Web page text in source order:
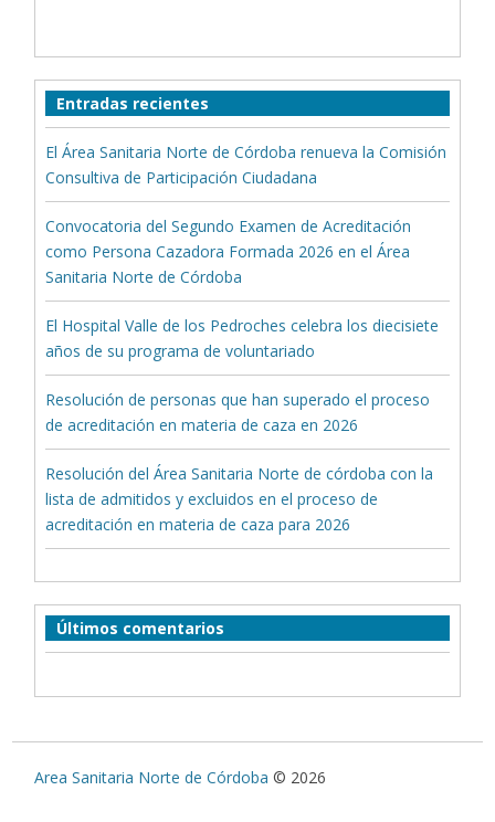
Entradas recientes
El Área Sanitaria Norte de Córdoba renueva la Comisión
Consultiva de Participación Ciudadana
Convocatoria del Segundo Examen de Acreditación
como Persona Cazadora Formada 2026 en el Área
Sanitaria Norte de Córdoba
El Hospital Valle de los Pedroches celebra los diecisiete
años de su programa de voluntariado
Resolución de personas que han superado el proceso
de acreditación en materia de caza en 2026
Resolución del Área Sanitaria Norte de córdoba con la
lista de admitidos y excluidos en el proceso de
acreditación en materia de caza para 2026
Últimos comentarios
Area Sanitaria Norte de Córdoba © 2026